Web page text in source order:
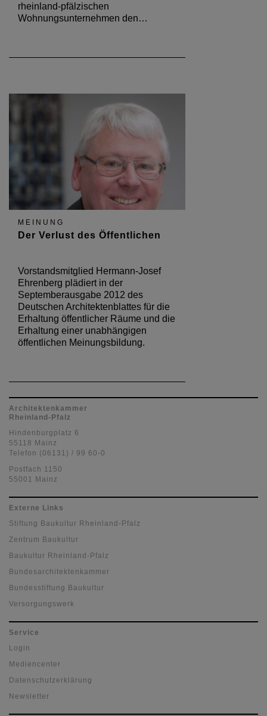
rheinland-pfälzischen
Wohnungsunternehmen den…
MEINUNG
Der Verlust des Öffentlichen
Vorstandsmitglied Hermann-Josef
Ehrenberg plädiert in der
Septemberausgabe 2012 des
Deutschen Architektenblattes für die
Erhaltung öffentlicher Räume und die
Erhaltung einer unabhängigen
öffentlichen Meinungsbildung.
Architektenkammer
Rheinland-Pfalz
Hindenburgplatz 6
55118 Mainz
Telefon (06131) / 99 60-0
Postfach 1150
55001 Mainz
Externe Links
Stiftung Baukultur Rheinland-Pfalz
Zentrum Baukultur
Baukultur Rheinland-Pfalz
Bundesarchitektenkammer
Bundesstiftung Baukultur
Versorgungswerk
Service
Login
Mediencenter
Datenschutzerklärung
Newsletter